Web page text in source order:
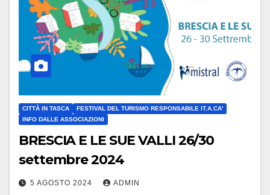
CITTÀ IN TASCA
FESTIVAL DEL TURISMO RESPONSABILE IT.A.CA'
INFO DALLE ASSOCIAZIONI
BRESCIA E LE SUE VALLI 26/30
settembre 2024
5 AGOSTO 2024 ADMIN